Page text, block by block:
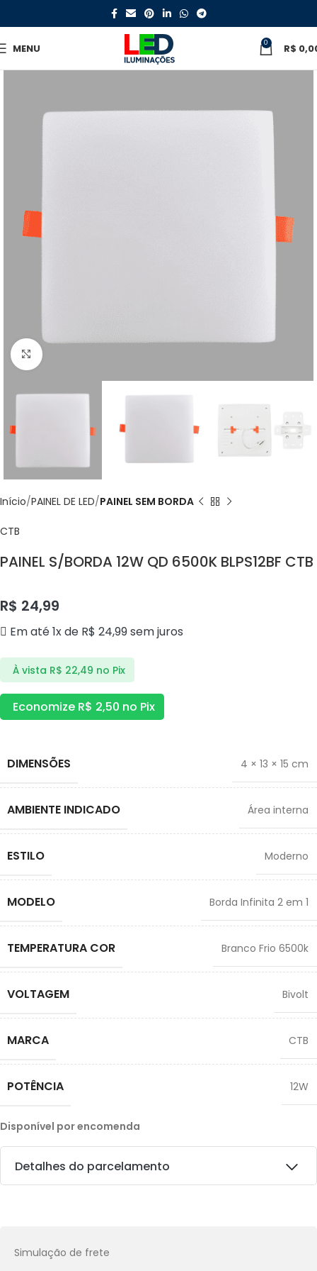
MENU 0 R$
Click to enlarge
Início PAINEL DE LED PAINEL SEM BORDA
CTB
PAINEL S/BORDA 12W QD 6500K BLPS12BF CTB
R$ 24,99
Em até 1x de R$ 24,99sem juros
À vista R$ 22,49 no Pix
Economize R$ 2,50 no Pix
DIMENSÕES 4 × 13 × 15 cm
AMBIENTE INDICADO Área interna
ESTILO Moderno
MODELO Borda Infinita 2 em 1
TEMPERATURA COR Branco Frio 6500k
VOLTAGEM Bivolt
MARCA CTB
POTÊNCIA 12W
Disponível por encomenda
Detalhes do parcelamento
Simulação de frete